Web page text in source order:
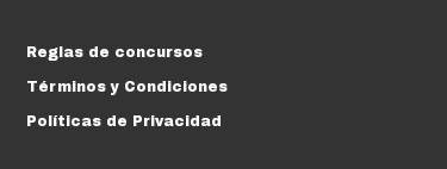
Reglas de concursos
Términos y Condiciones
Políticas de Privacidad